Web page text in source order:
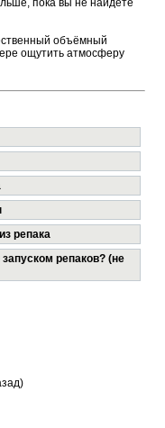
пока вы не найдете
объёмный
ощутить атмосферу
репака
репаков? (не